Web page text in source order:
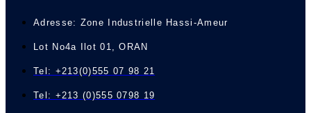
Adresse: Zone Industrielle Hassi-Ameur
Lot No4a Ilot 01, ORAN
Tel: +213(0)555 07 98 21
Tel: +213 (0)555 0798 19